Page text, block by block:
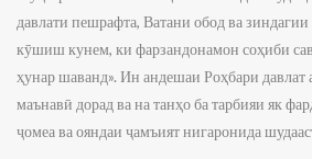
давлати пешрафта, Ватани обод ва
кӯшиш кунем, ки фарзандонамон соҳиби
ҳунар шаванд». Ин андешаи Роҳбари давлат
маънавӣ дорад ва на танҳо ба тарбияи як
ҷомеа ва ояндаи ҷамъият нигаронида